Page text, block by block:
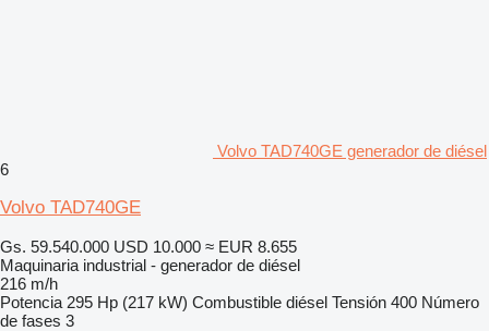
Volvo TAD740GE generador de diésel
6
Volvo TAD740GE
Gs. 59.540.000 USD 10.000 ≈ EUR 8.655
Maquinaria industrial - generador de diésel
216 m/h
Potencia 295 Hp (217 kW) Combustible diésel Tensión 400 Número
de fases 3